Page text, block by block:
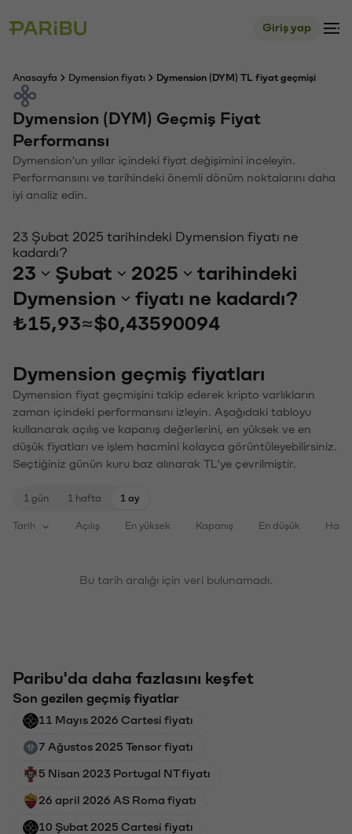
Giriş yap
Anasayfa Dymension fiyatı Dymension (DYM) TL fiyat geçmişi
Dymension (DYM) Geçmiş Fiyat
Performansı
Dymension'un yıllar içindeki fiyat değişimini inceleyin.
Performansını ve tarihindeki önemli dönüm noktalarını daha
iyi analiz edin.
23 Şubat 2025 tarihindeki Dymension fiyatı ne
kadardı?
23 Şubat 2025
tarihindeki
Dymension
fiyatı ne kadardı?
₺15,93≈$0,43590094
Dymension geçmiş fiyatları
Dymension fiyat geçmişini takip ederek kripto varlıkların
zaman içindeki performansını izleyin. Aşağıdaki tabloyu
kullanarak açılış ve kapanış değerlerini, en yüksek ve en
düşük fiyatları ve işlem hacmini kolayca görüntüleyebilirsiniz.
Seçtiğiniz günün kuru baz alınarak TL'ye çevrilmiştir.
1 gün 1 hafta 1 ay
Tarih Açılış En yüksek Kapanış En düşük
Bu tarih aralığı için veri bulunamadı.
Paribu'da daha fazlasını keşfet
Son gezilen geçmiş fiyatlar
11 Mayıs 2026 Cartesi fiyatı
7 Ağustos 2025 Tensor fiyatı
5 Nisan 2023 Portugal NT fiyatı
26 april 2026 AS Roma fiyatı
10 Şubat 2025 Cartesi fiyatı